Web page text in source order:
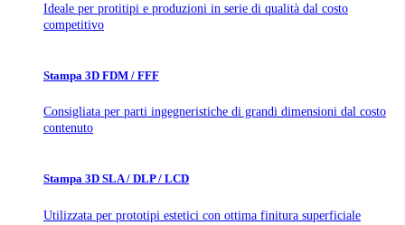
Ideale per protitipi e produzioni in serie di qualità dal costo
competitivo
Stampa 3D FDM / FFF
Consigliata per parti ingegneristiche di grandi dimensioni dal costo
contenuto
Stampa 3D SLA / DLP / LCD
Utilizzata per prototipi estetici con ottima finitura superficiale